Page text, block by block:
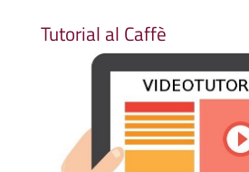
Tutorial al Caffè